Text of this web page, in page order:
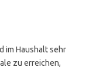
im Haushalt sehr
zu erreichen,